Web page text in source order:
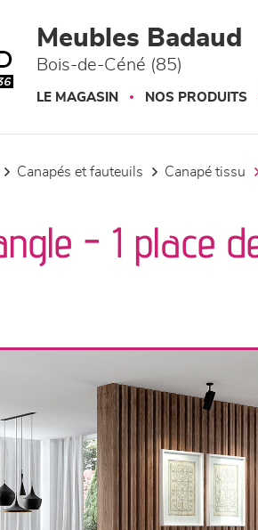
Meubles Badaud
Bois-de-Céné (85)
LE MAGASIN NOS PRODUITS
canapés et fauteuils canapé tissu
- 1 place